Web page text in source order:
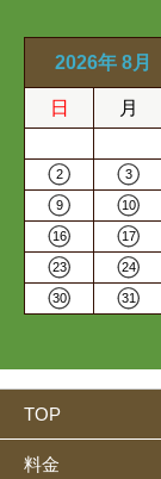
2026年 8月
日 月
2 3
9 10
16 17
23 24
30 31
TOP
料金